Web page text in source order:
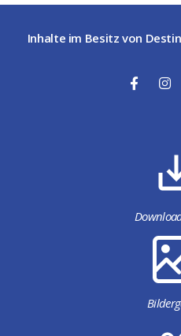
Inhalte im Besitz von